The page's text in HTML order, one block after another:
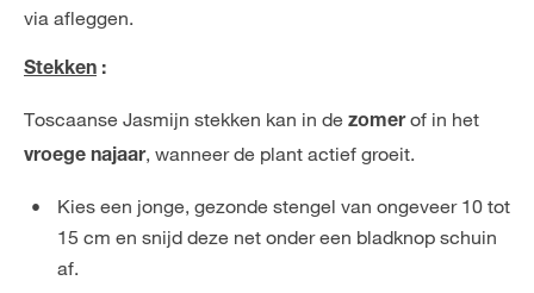
via afleggen.
Stekken :
Toscaanse Jasmijn stekken kan in de zomerof in het
vroege najaar, wanneer de plant actief groeit.
Kies een jonge, gezonde stengel van ongeveer 10 tot
15 cm en snijd deze net onder een bladknop schuin
af.